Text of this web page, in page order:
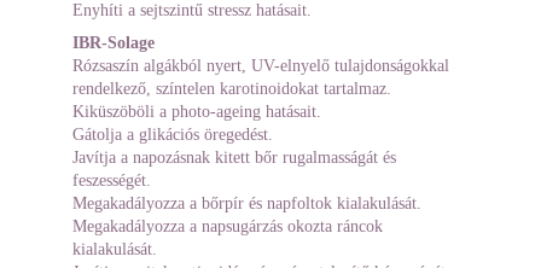
Enyhíti a sejtszintű stressz hatásait.
IBR-Solage
Rózsaszín algákból nyert, UV-elnyelő tulajdonságokkal
rendelkező, színtelen karotinoidokat tartalmaz.
Kiküszöböli a photo-ageing hatásait.
Gátolja a glikációs öregedést.
Javítja a napozásnak kitett bőr rugalmasságát és
feszességét.
Megakadályozza a bőrpír és napfoltok kialakulását.
Megakadályozza a napsugárzás okozta ráncok
kialakulását.